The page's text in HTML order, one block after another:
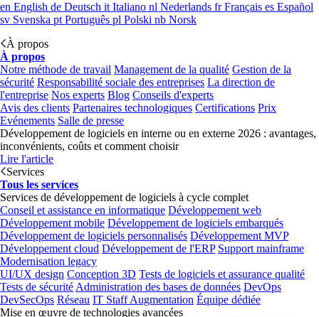
en English de Deutsch it Italiano nl Nederlands frFrançais es Español
sv Svenska pt Português pl Polski nb Norsk
À propos
À propos
Notre méthode de travail Management de la qualité Gestion de la
sécurité Responsabilité sociale des entreprises La direction de
l'entreprise Nos experts Blog Conseils d'experts
Avis des clients Partenaires technologiques Certifications Prix
Evénements Salle de presse
Développement de logiciels en interne ou en externe 2026 : avantages,
inconvénients, coûts et comment choisir
Lire l'article
Services
Tous les services
Services de développement de logiciels à cycle complet
Conseil et assistance en informatique Développement web
Développement mobile Développement de logiciels embarqués
Développement de logiciels personnalisés Développement MVP
Développement cloud Développement de l'ERP Support mainframe
Modernisation legacy
UI/UX design Conception 3D Tests de logiciels et assurance qualité
Tests de sécurité Administration des bases de données DevOps
DevSecOps Réseau IT Staff Augmentation Équipe dédiée
Mise en œuvre de technologies avancées